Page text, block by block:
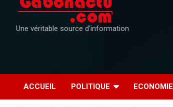
Une véritable source d'information
ACCUEIL POLITIQUE ECONOMIE